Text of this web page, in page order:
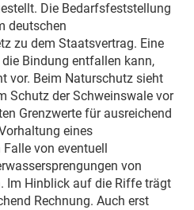
Die Bedarfsfeststellung
deutschen
zu dem Staatsvertrag. Eine
Bindung entfallen kann,
vor. Beim Naturschutz sieht
Schutz der Schweinswale vor
Grenzwerte für ausreichend
eines
von eventuell
von
Im Hinblick auf die Riffe trägt
Rechnung. Auch erst